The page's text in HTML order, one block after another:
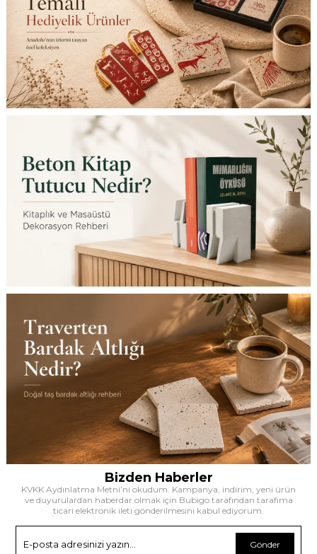
Bizden Haberler
KVKK Aydınlatma Metni’ni okudum. Kampanya, indirim, yeni ürün
ve duyurulardan haberdar olmak için Bubigo tarafından tarafıma
ticari elektronik ileti gönderilmesini kabul ediyorum.
Gönder